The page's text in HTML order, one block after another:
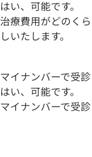
はい、可能です。
治療費用がどのく
しいたします。
マイナンバーで受
はい、可能です。
マイナンバーで受診